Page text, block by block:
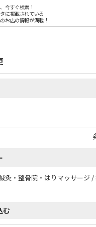
今すぐ検索！
に掲載されている
お店の情報が満載！
灸・整骨院・はりマッサージ /
む